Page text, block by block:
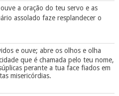
a oração do teu servo e as
assolado faze resplandecer o
e ouve; abre os olhos e olha
que é chamada pelo teu nome,
perante a tua face fiados em
misericórdias.